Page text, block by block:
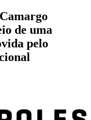
de uma
pelo